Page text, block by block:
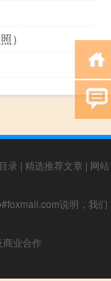
）
录 | 精选推荐文章 | 网站
说明，我们
业合作